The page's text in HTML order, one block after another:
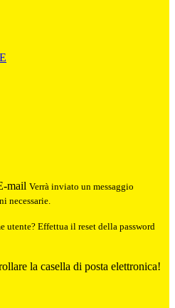
mail Verrà inviato un messaggio
necessarie.
utente? Effettua il reset della password
la casella di posta elettronica!